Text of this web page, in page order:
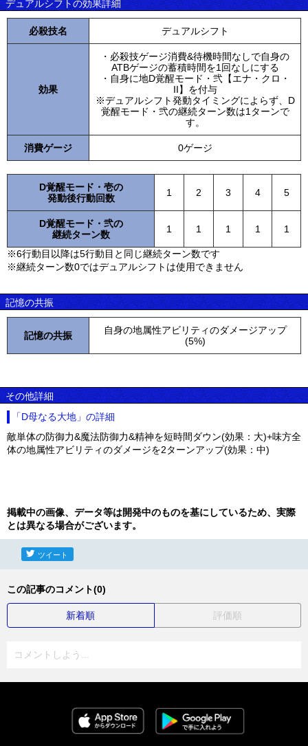
デュアルシフトの効果詳細
必殺技名 デュアルシフト
効果
・必殺技ゲージ消費&待機時間なしで自身の
ATBゲージの蓄積時間を1回なしにする
・自身に地D覚醒モード・弐【エナ・クロ・
II】を付与
※デュアルシフト発動タイミングによらず、D
覚醒モード・弐の継続ターン数は1ターンで
す。
消費ゲージ 0ゲージ
D覚醒モード・壱の
発動後行動回数
1 2 3 4 5
D覚醒モード・弐の
継続ターン数
1 1 1 1 1
※6行動目以降は5行動目と同じ継続ターン数です
※継続ターン数0ではデュアルシフトは使用できません
記憶の共振
記憶の共振
自身の地属性アビリティのダメージアップ
(5%)
その他詳細
「D母なる大地」の詳細
敵単体の防御力&魔法防御力&精神を短時間ダウン(効果：大)+味方全
体の地属性アビリティのダメージを2ターンアップ(効果：中)
掲載中の画像、データ等は開発中のものを基にしているため、実際
とは異なる場合がございます。
ツイート
この記事のコメント(0)
新着順 評価順
コメントしよう...